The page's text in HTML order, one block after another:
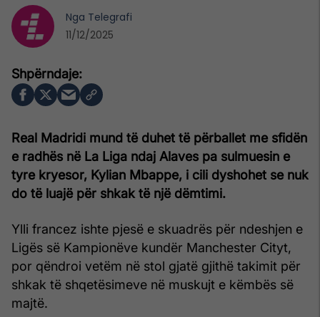
Real Madridi mund të duhet të përballet me sfidën
e radhës në La Liga ndaj Alaves pa sulmuesin e
tyre kryesor, Kylian Mbappe, i cili dyshohet se nuk
do të luajë për shkak të një dëmtimi.
Ylli francez ishte pjesë e skuadrës për ndeshjen e
Ligës së Kampionëve kundër Manchester Cityt,
por qëndroi vetëm në stol gjatë gjithë takimit për
shkak të shqetësimeve në muskujt e këmbës së
majtë.
Nga Telegrafi
11/12/2025